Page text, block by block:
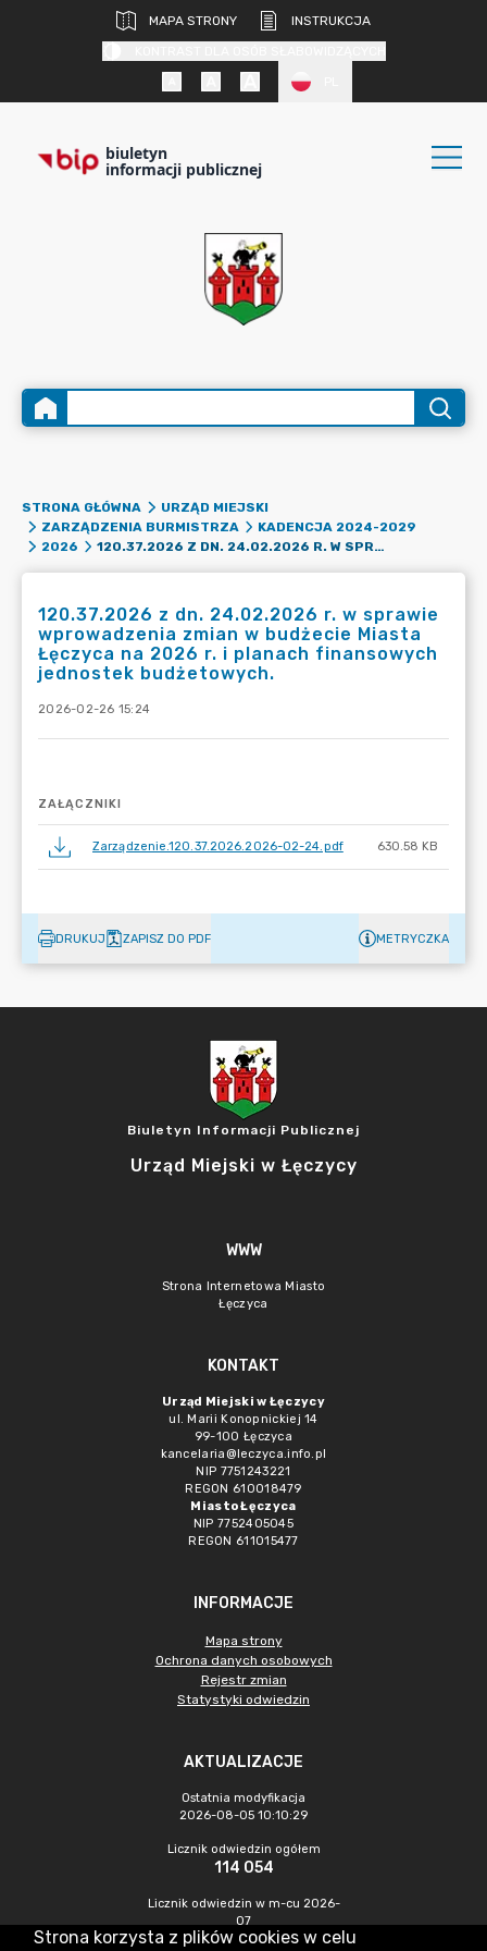
MAPA STRONY
INSTRUKCJA
biuletyn
informacji publicznej
STRONA GŁÓWNA
URZĄD MIEJSKI
ZARZĄDZENIA BURMISTRZA
KADENCJA 2024-2029
2026
120.37.2026 Z DN. 24.02.2026 R. W SPRAWIE WPROWADZENIA ZMIAN W BUDŻECIE MIASTA ŁĘCZYCA NA 2026 R. I PLANACH FINANSOWYCH JEDNOSTEK BUDŻETOWYCH.
120.37.2026 z dn. 24.02.2026 r. w sprawie
wprowadzenia zmian w budżecie Miasta
Łęczyca na 2026 r. i planach finansowych
jednostek budżetowych.
2026-02-26 15:24
ZAŁĄCZNIKI
Zarządzenie.120.37.2026.2026-02-24.pdf 630.58 KB
DRUKUJ ZAPISZ DO PDF METRYCZKA
Biuletyn Informacji Publicznej
Urząd Miejski w Łęczycy
WWW
Strona Internetowa Miasto
Łęczyca
KONTAKT
Urząd Miejski w Łęczycy
ul. Marii Konopnickiej 14
99-100 Łęczyca
kancelaria@leczyca.info.pl
NIP 7751243221
REGON 610018479
Miasto Łęczyca
NIP 7752405045
REGON 611015477
INFORMACJE
Mapa strony
Ochrona danych osobowych
Rejestr zmian
Statystyki odwiedzin
AKTUALIZACJE
Ostatnia modyfikacja
2026-08-05 10:10:29
Licznik odwiedzin ogółem
114 054
Licznik odwiedzin w m-cu 2026-
07
573
Strona korzysta z plików cookies w celu